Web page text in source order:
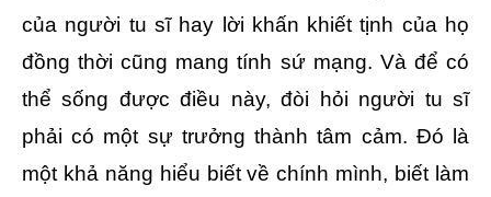
của người tu sĩ hay lời khấn khiết tịnh của họ
đồng thời cũng mang tính sứ mạng. Và để có
thể sống được điều này, đòi hỏi người tu sĩ
phải có một sự trưởng thành tâm cảm. Đó là
một khả năng hiểu biết về chính mình, biết làm